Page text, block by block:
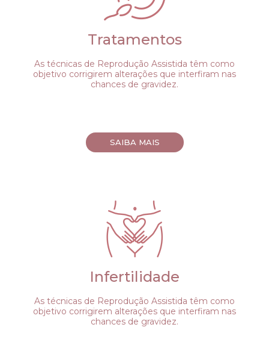
Tratamentos
As técnicas de Reprodução Assistida têm como
objetivo corrigirem alterações que interfiram nas
chances de gravidez.
SAIBA MAIS
Infertilidade
As técnicas de Reprodução Assistida têm como
objetivo corrigirem alterações que interfiram nas
chances de gravidez.